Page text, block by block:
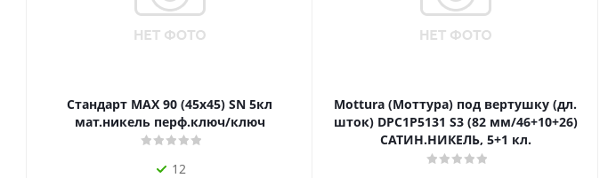
Стандарт MAX 90 (45х45) SN 5кл
мат.никель перф.ключ/ключ
12
Mottura (Моттура) под вертушку (дл.
шток) DPC1P5131 S3 (82 мм/46+10+26)
САТИН.НИКЕЛЬ, 5+1 кл.